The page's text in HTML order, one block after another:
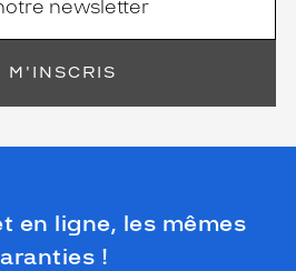
M'INSCRIS
en ligne, les mêmes
!